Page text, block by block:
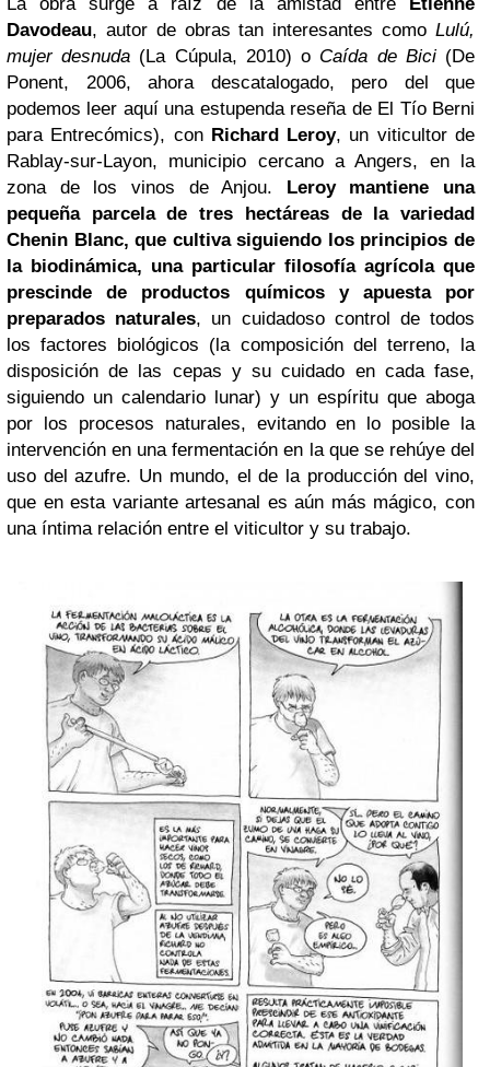
Davodeau, autor de obras tan interesantes como Lulú,
mujer desnuda (La Cúpula, 2010) o Caída de Bici(De
Ponent, 2006, ahora descatalogado, pero del que
podemos leer aquí una estupenda reseña de El Tío Berni
para Entrecómics), con Richard Leroy, un viticultor de
Rablay-sur-Layon, municipio cercano a Angers, en la
zona de los vinos de Anjou. Leroy mantiene una
pequeña parcela de tres hectáreas de la variedad
Chenin Blanc, que cultiva siguiendo los principios de
la biodinámica, una particular filosofía agrícola que
prescinde de productos químicos y apuesta por
preparados naturales, un cuidadoso control de todos
los factores biológicos (la composición del terreno, la
disposición de las cepas y su cuidado en cada fase,
siguiendo un calendario lunar) y un espíritu que aboga
por los procesos naturales, evitando en lo posible la
intervención en una fermentación en la que se rehúye del
uso del azufre. Un mundo, el de la producción del vino,
que en esta variante artesanal es aún más mágico, con
una íntima relación entre el viticultor y su trabajo.